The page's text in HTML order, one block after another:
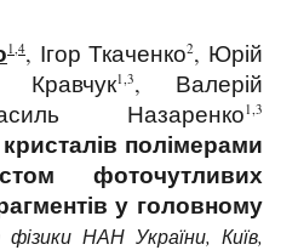
1,4, Ігор Ткаченко2, Юрій
1,3, Валерій
Назаренко1,3
полімерами
фоточутливих
у головному
НАН України, Київ,